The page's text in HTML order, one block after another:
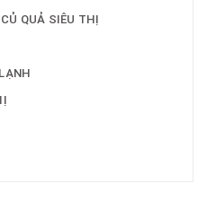
QUẢ SIÊU THỊ